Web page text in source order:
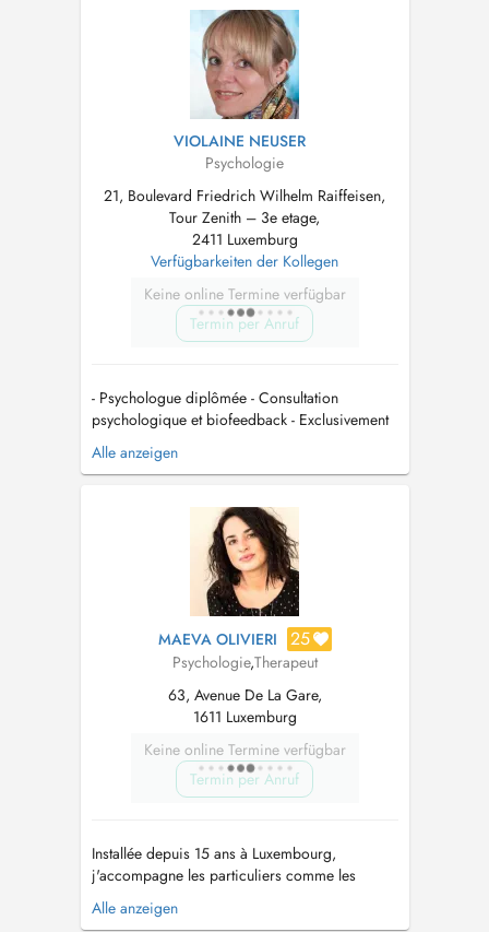
Ofsprooch - Keng gläichzäiteg Behandlung vu
Familljememberen - Keng Noutfall- od...
VIOLAINE NEUSER
Psychologie
21, Boulevard Friedrich Wilhelm Raiffeisen,
Tour Zenith – 3e etage,
2411 Luxemburg
Verfügbarkeiten der Kollegen
Keine online Termine verfügbar
Termin per Anruf
- Psychologue diplômée - Consultation
psychologique et biofeedback - Exclusivement
pour personnes adultes (> 18 ans) -
Uniquement sur rendez-vous - Honoraire: 120 /
Zenith-3ième étage 21, Boulevard F.W.
Raiffeisen L-2411 Luxembourg Cloche d'Or
Alle anzeigen
MAEVA OLIVIERI 25
Psychologie,Therapeut
63, Avenue De La Gare,
1611 Luxemburg
Keine online Termine verfügbar
Termin per Anruf
Installée depuis 15 ans à Luxembourg,
j'accompagne les particuliers comme les
professionnels dans leur développement, vers
la libération, le changement et le mieux-être.
Alle anzeigen